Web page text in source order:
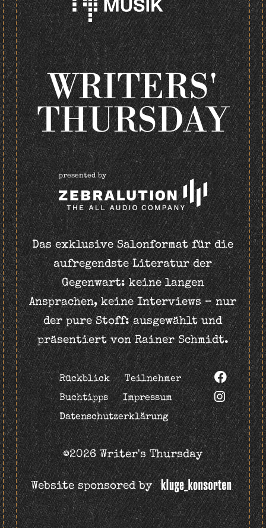
WRITERS'
THURSDAY
presented by
Das exklusive Salonformat für die
aufregendste Literatur der
Gegenwart: keine langen
Ansprachen, keine Interviews – nur
der pure Stoff: ausgewählt und
präsentiert von Rainer Schmidt.
Rückblick
Teilnehmer
Buchtipps
Impressum
Datenschutzerklärung
©2026 Writer's Thursday
Website sponsored by